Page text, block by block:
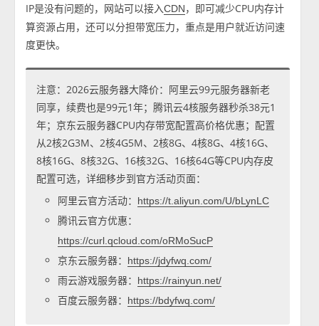
IP是没有问题的，网站可以接入CDN，即可减少CPU内存计
算资源占用，还可以分担带宽压力，重点是用户就近访问速
度更快。
注意：2026云服务器大降价：阿里云99元服务器新老
同享，续费也是99元1年；腾讯云4核服务器秒杀38元1
年；京东云服务器CPU内存带宽配置高价格优惠；配置
从2核2G3M、2核4G5M、2核8G、4核8G、4核16G、
8核16G、8核32G、16核32G、16核64G等CPU内存皮
配置可选，详细移步到官方活动页面：
阿里云官方活动：
https://t.aliyun.com/U/bLynLC
腾讯云官方优惠：
https://curl.qcloud.com/oRMoSucP
京东云服务器： https://jdyfwq.com/
雨云游戏服务器： https://rainyun.net/
百度云服务器： https://bdyfwq.com/